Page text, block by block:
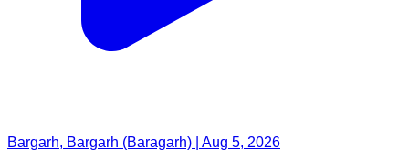
Bargarh, Bargarh (Baragarh) | Aug 5, 2026